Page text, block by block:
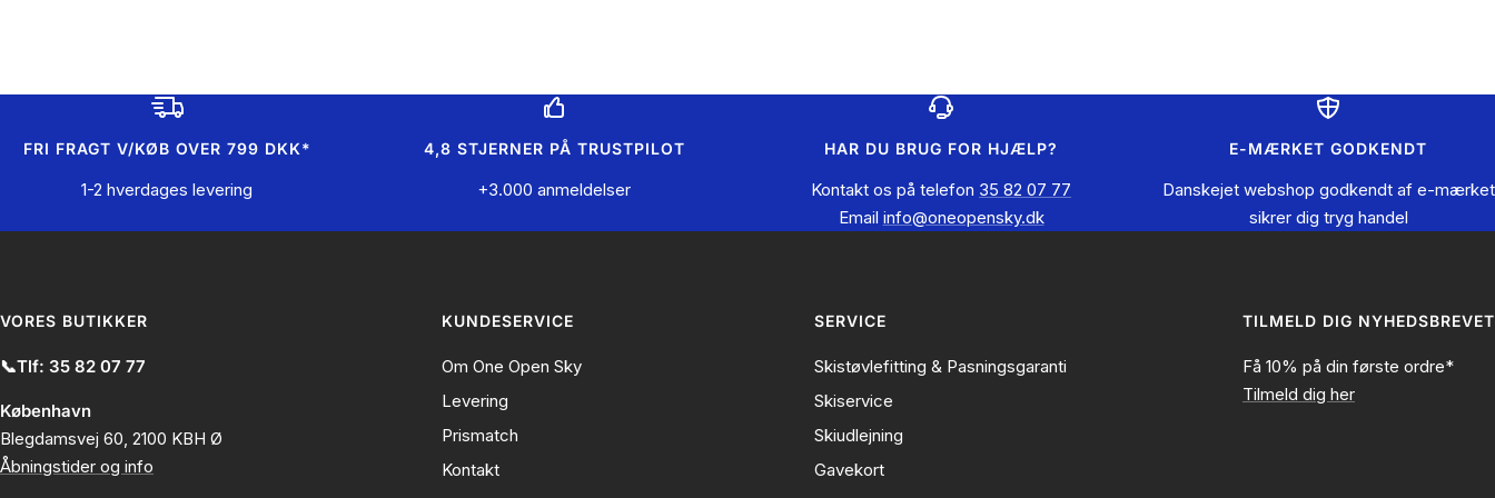
FRI FRAGT V/KØB OVER 799 DKK*
1-2 hverdages levering
4,8 STJERNER PÅ TRUSTPILOT
+3.000 anmeldelser
HAR DU BRUG FOR HJÆLP?
Kontakt os på telefon 35 82 07 77
Email info@oneopensky.dk
E-MÆRKET GODKENDT
Danskejet webshop godkendt af e-mærket
sikrer dig tryg handel
VORES BUTIKKER
📞Tlf: 35 82 07 77
København
Blegdamsvej 60, 2100 KBH Ø
Åbningstider og info
KUNDESERVICE
Om One Open Sky
Levering
Prismatch
Kontakt
SERVICE
Skistøvlefitting & Pasningsgaranti
Skiservice
Skiudlejning
Gavekort
TILMELD DIG NYHEDSBREVET
Få 10% på din første ordre*
Tilmeld dig her